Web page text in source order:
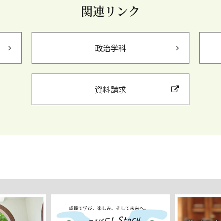
関連リンク
政治学科
資料請求